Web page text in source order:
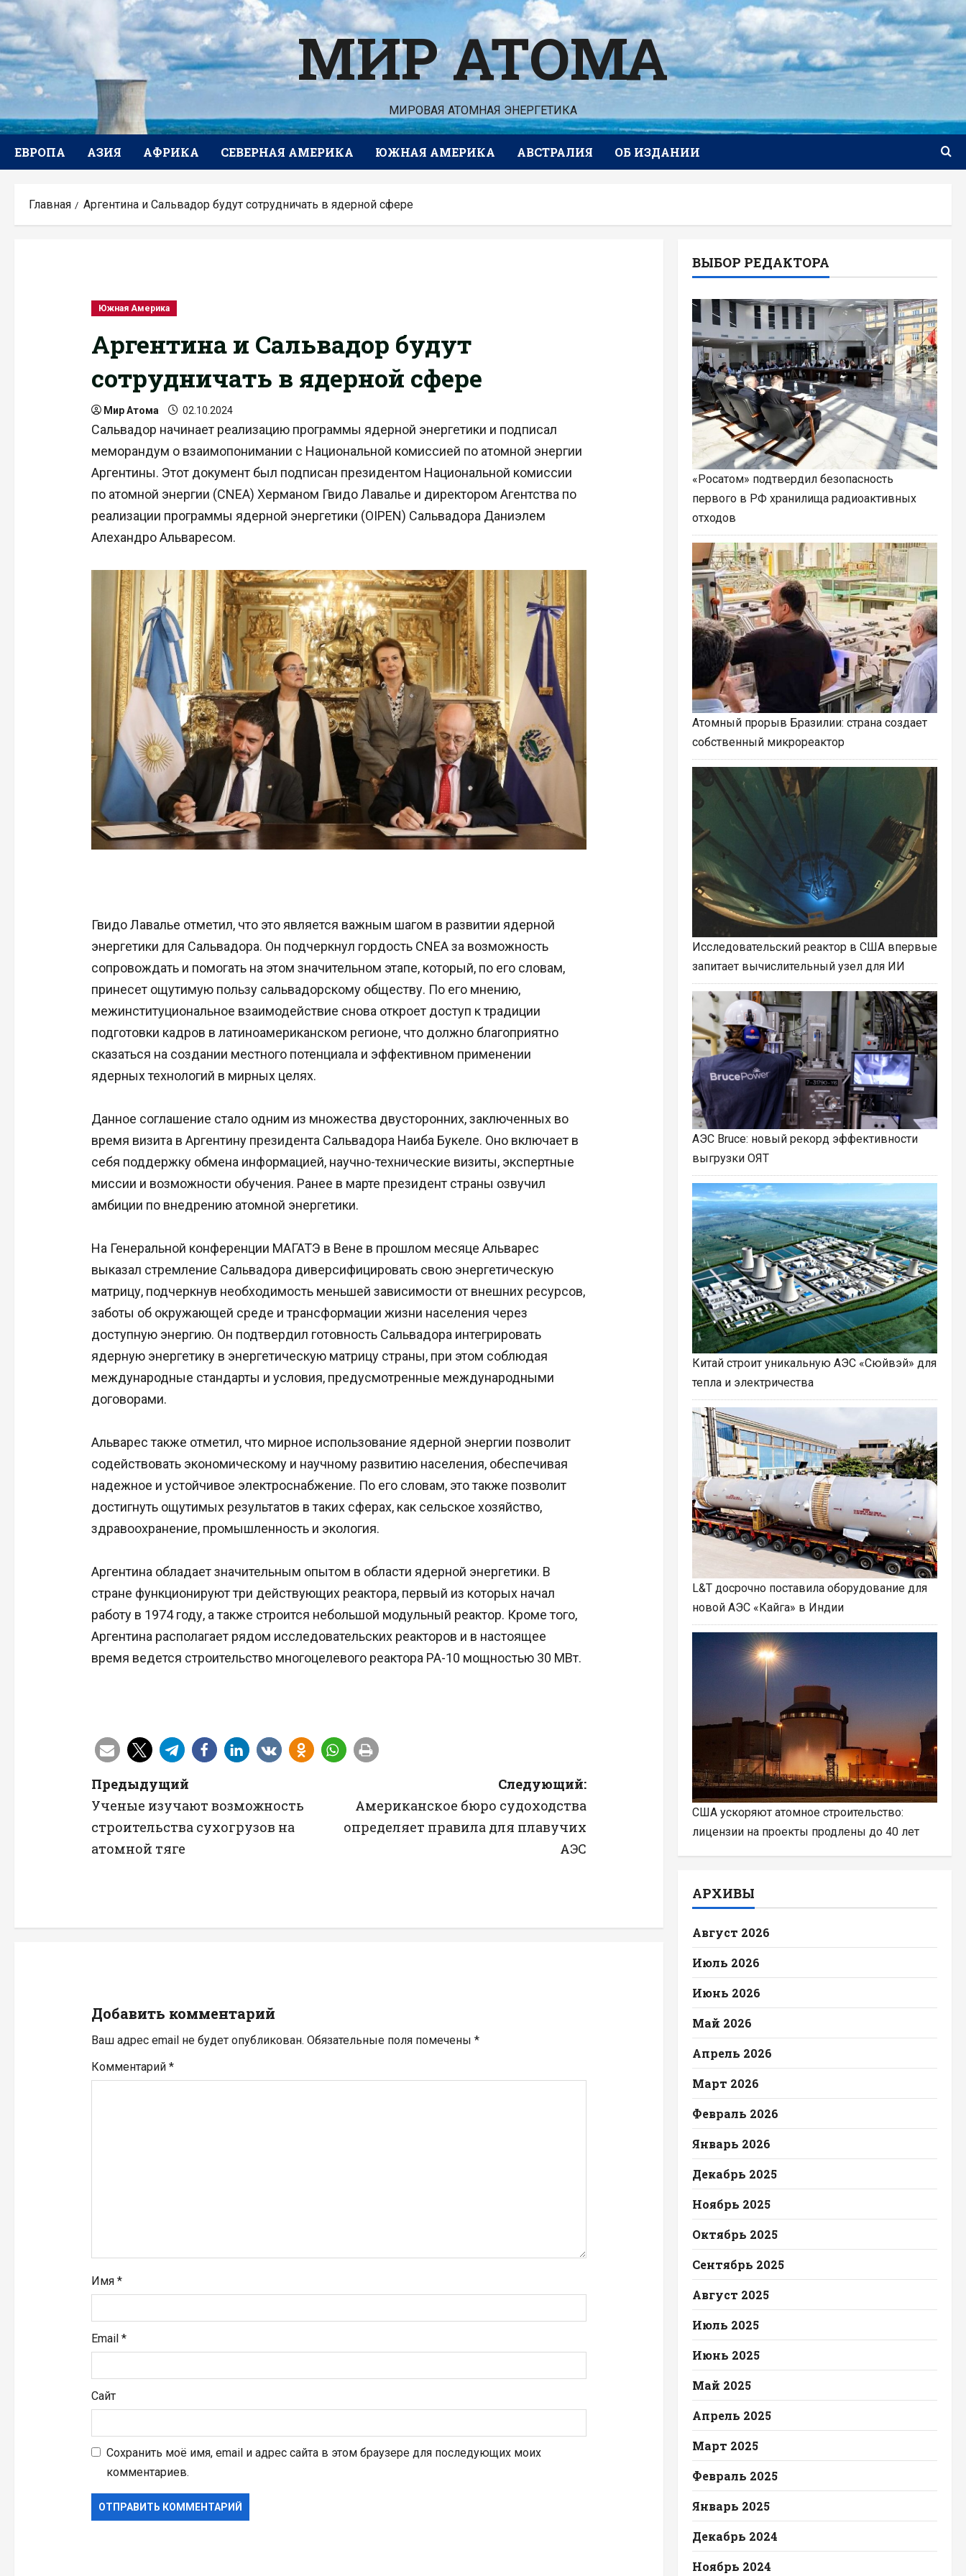
Перейти
к
содержимому
МИР АТОМА
МИРОВАЯ АТОМНАЯ ЭНЕРГЕТИКА
ЕВРОПА АЗИЯ АФРИКА СЕВЕРНАЯ АМЕРИКА ЮЖНАЯ АМЕРИКА АВСТРАЛИЯ ОБ ИЗДАНИИ
Главная Аргентина и Сальвадор будут сотрудничать в ядерной сфере
Южная Америка
Аргентина и Сальвадор будут
сотрудничать в ядерной сфере
Мир Атома 02.10.2024
Сальвадор начинает реализацию программы ядерной энергетики и подписал
меморандум о взаимопонимании с Национальной комиссией по атомной энергии
Аргентины. Этот документ был подписан президентом Национальной комиссии
по атомной энергии (CNEA) Херманом Гвидо Лавалье и директором Агентства по
реализации программы ядерной энергетики (OIPEN) Сальвадора Даниэлем
Алехандро Альваресом.
Гвидо Лавалье отметил, что это является важным шагом в развитии ядерной
энергетики для Сальвадора. Он подчеркнул гордость CNEA за возможность
сопровождать и помогать на этом значительном этапе, который, по его словам,
принесет ощутимую пользу сальвадорскому обществу. По его мнению,
межинституциональное взаимодействие снова откроет доступ к традиции
подготовки кадров в латиноамериканском регионе, что должно благоприятно
сказаться на создании местного потенциала и эффективном применении
ядерных технологий в мирных целях.
Данное соглашение стало одним из множества двусторонних, заключенных во
время визита в Аргентину президента Сальвадора Наиба Букеле. Оно включает в
себя поддержку обмена информацией, научно-технические визиты, экспертные
миссии и возможности обучения. Ранее в марте президент страны озвучил
амбиции по внедрению атомной энергетики.
На Генеральной конференции МАГАТЭ в Вене в прошлом месяце Альварес
выказал стремление Сальвадора диверсифицировать свою энергетическую
матрицу, подчеркнув необходимость меньшей зависимости от внешних ресурсов,
заботы об окружающей среде и трансформации жизни населения через
доступную энергию. Он подтвердил готовность Сальвадора интегрировать
ядерную энергетику в энергетическую матрицу страны, при этом соблюдая
международные стандарты и условия, предусмотренные международными
договорами.
Альварес также отметил, что мирное использование ядерной энергии позволит
содействовать экономическому и научному развитию населения, обеспечивая
надежное и устойчивое электроснабжение. По его словам, это также позволит
достигнуть ощутимых результатов в таких сферах, как сельское хозяйство,
здравоохранение, промышленность и экология.
Аргентина обладает значительным опытом в области ядерной энергетики. В
стране функционируют три действующих реактора, первый из которых начал
работу в 1974 году, а также строится небольшой модульный реактор. Кроме того,
Аргентина располагает рядом исследовательских реакторов и в настоящее
время ведется строительство многоцелевого реактора РА-10 мощностью 30 МВт.
Н
а
в
а
я
п
о
я
м
Предыдущий
Ученые изучают возможность
строительства сухогрузов на
атомной тяге
Следующий:
Американское бюро судоходства
определяет правила для плавучих
АЭС
Добавить комментарий
Ваш адрес email не будет опубликован. Обязательные поля помечены *
Комментарий *
Имя *
Email *
Сайт
Сохранить моё имя, email и адрес сайта в этом браузере для последующих моих
комментариев.
ВЫБОР РЕДАКТОРА
«Росатом» подтвердил безопасность
первого в РФ хранилища радиоактивных
отходов
Атомный прорыв Бразилии: страна создает
собственный микрореактор
Исследовательский реактор в США впервые
запитает вычислительный узел для ИИ
АЭС Bruce: новый рекорд эффективности
выгрузки ОЯТ
Китай строит уникальную АЭС «Сюйвэй» для
тепла и электричества
L&T досрочно поставила оборудование для
новой АЭС «Кайга» в Индии
США ускоряют атомное строительство:
лицензии на проекты продлены до 40 лет
АРХИВЫ
Август 2026
Июль 2026
Июнь 2026
Май 2026
Апрель 2026
Март 2026
Февраль 2026
Январь 2026
Декабрь 2025
Ноябрь 2025
Октябрь 2025
Сентябрь 2025
Август 2025
Июль 2025
Июнь 2025
Май 2025
Апрель 2025
Март 2025
Февраль 2025
Январь 2025
Декабрь 2024
Ноябрь 2024